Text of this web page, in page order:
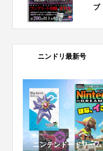
ブ
ニンドリ最新号
ニンテンドードリー